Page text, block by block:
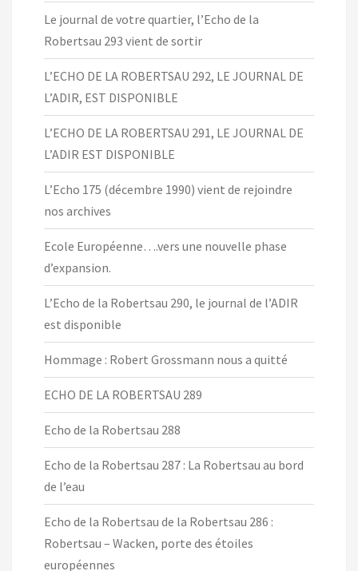
Le journal de votre quartier, l’Echo de la
Robertsau 293 vient de sortir
L’ECHO DE LA ROBERTSAU 292, LE JOURNAL DE
L’ADIR, EST DISPONIBLE
L’ECHO DE LA ROBERTSAU 291, LE JOURNAL DE
L’ADIR EST DISPONIBLE
L’Echo 175 (décembre 1990) vient de rejoindre
nos archives
Ecole Européenne….vers une nouvelle phase
d’expansion.
L’Echo de la Robertsau 290, le journal de l’ADIR
est disponible
Hommage : Robert Grossmann nous a quitté
ECHO DE LA ROBERTSAU 289
Echo de la Robertsau 288
Echo de la Robertsau 287 : La Robertsau au bord
de l’eau
Echo de la Robertsau de la Robertsau 286 :
Robertsau – Wacken, porte des étoiles
européennes